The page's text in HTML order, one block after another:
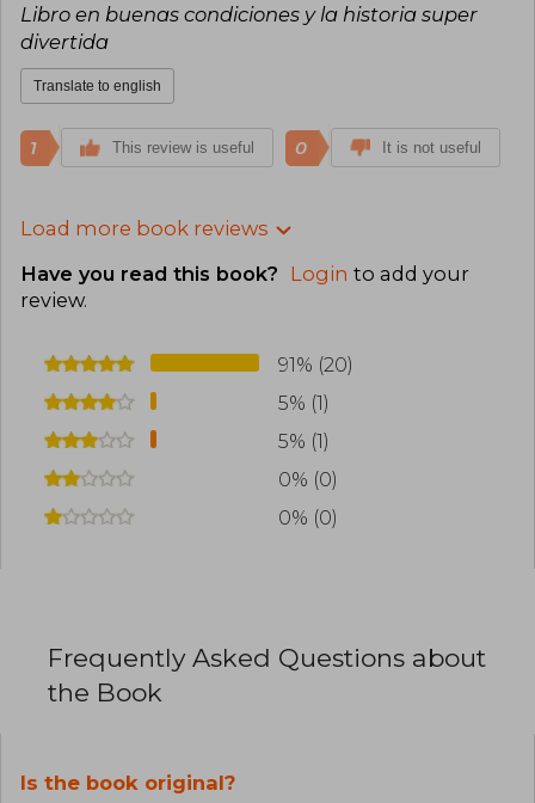
Libro en buenas condiciones y la historia super
divertida
Translate to english
1 This review is useful 0 It is not useful
Load more book reviews
Have you read this book? Login to add your
review.
91% (20)
5% (1)
5% (1)
0% (0)
0% (0)
Frequently Asked Questions about
the Book
Is the book original?